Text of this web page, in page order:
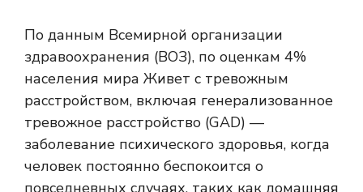
По данным Всемирной организации
здравоохранения (ВОЗ), по оценкам 4%
населения мира Живет с тревожным
расстройством, включая генерализованное
тревожное расстройство (GAD) —
заболевание психического здоровья, когда
человек постоянно беспокоится о